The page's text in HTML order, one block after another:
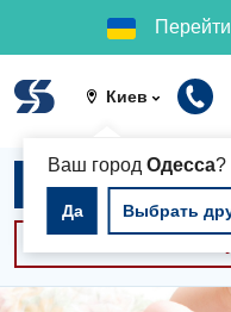
Киев
Ваш город Одесса?
Да Выбрать